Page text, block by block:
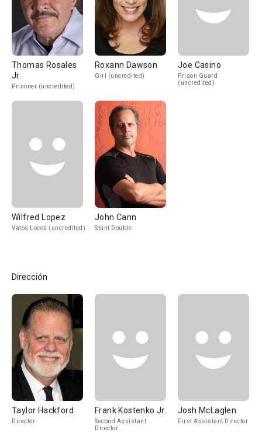
Thomas Rosales
Jr.
Prisoner (uncredited)
Roxann Dawson
Girl (uncredited)
Joe Casino
Prison Guard
(uncredited)
Wilfred Lopez
Vatos Locos (uncredited)
John Cann
Stunt Double
Dirección
Taylor Hackford
Director
Frank Kostenko Jr.
Second Assistant
Director
Josh McLaglen
First Assistant Director